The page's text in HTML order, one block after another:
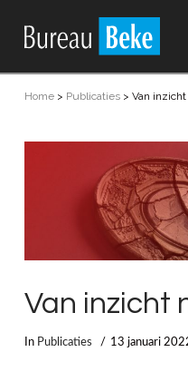
Home> Publicaties> Van inzicht
Van inzicht
In Publicaties 13 januari